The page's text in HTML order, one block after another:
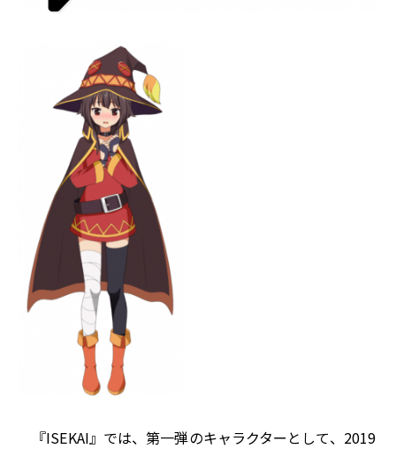
『ISEKAI』では、第一弾のキャラクターとして、2019